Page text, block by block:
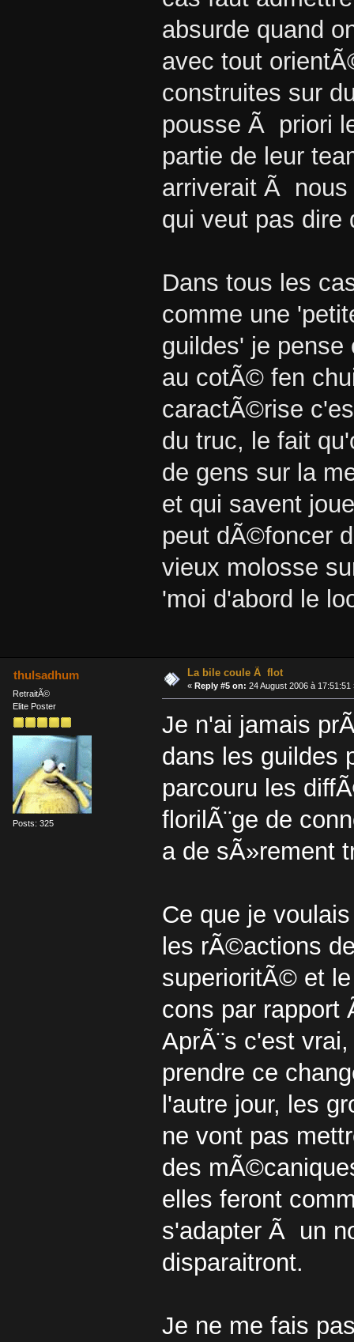
absurde quand
avec tout
construites sur
pousse Ã priori
partie de leur
arriverait Ã
qui veut pas dire
Dans tous les
comme une
guildes' je pense
au cotÃ© fen
caractÃ©rise
du truc, le fait
de gens sur la
et qui savent
peut dÃ©foncer
vieux molosse
'moi d'abord le
thulsadhum
RetraitÃ©
Elite Poster
Posts: 325
La bile coule Ã flot
« Reply #5 on: 24 August 2006 à 17:51:51
Je n'ai jamais
dans les guildes
parcouru les
florilÃ¨ge de
a de sÃ»rement
Ce que je
les rÃ©actions
superioritÃ© et
cons par rapport
AprÃ¨s c'est
prendre ce
l'autre jour, les
ne vont pas
des
elles feront
s'adapter Ã un
disparaitront.
Je ne me fais